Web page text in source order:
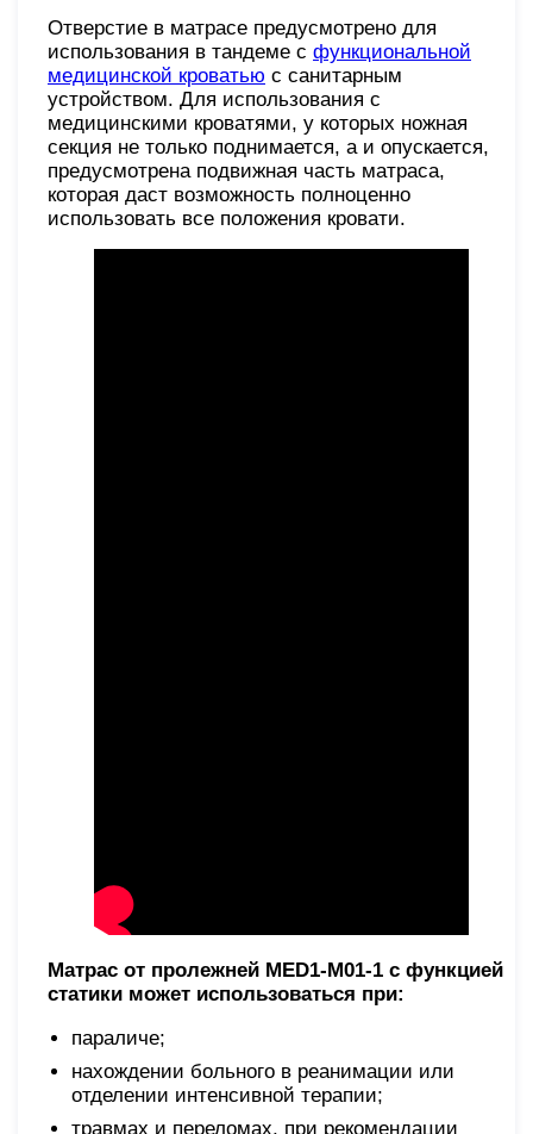
Отверстие в матрасе предусмотрено для
использования в тандеме с функциональной
медицинской кроватью с санитарным
устройством. Для использования с
медицинскими кроватями, у которых ножная
секция не только поднимается, а и опускается,
предусмотрена подвижная часть матраса,
которая даст возможность полноценно
использовать все положения кровати.
Матрас от пролежней MED1-M01-1 с функцией
статики может использоваться при:
параличе;
нахождении больного в реанимации или
отделении интенсивной терапии;
травмах и переломах, при рекомендации